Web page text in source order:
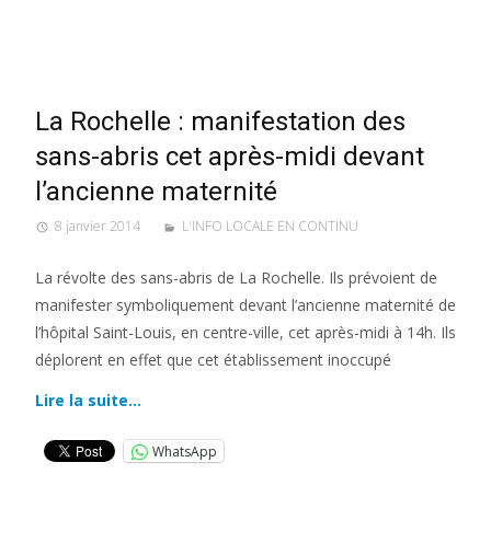
La Rochelle : manifestation des
sans-abris cet après-midi devant
l’ancienne maternité
8 janvier 2014 L'INFO LOCALE EN CONTINU
La révolte des sans-abris de La Rochelle. Ils prévoient de
manifester symboliquement devant l’ancienne maternité de
l’hôpital Saint-Louis, en centre-ville, cet après-midi à 14h. Ils
déplorent en effet que cet établissement inoccupé
Lire la suite…
WhatsApp